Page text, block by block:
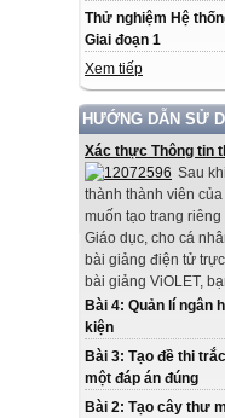
Thử nghiệm Hệ
Giai đoạn 1
Xem tiếp
HƯỚNG DẪN SỬ
Xác thực Thông tin
Sau
thành thành viên
muốn tạo trang
Giáo dục, cho cá
bài giảng điện tử
bài giảng ViOLET,
Bài 4: Quản lí ngân
kiện
Bài 3: Tạo đề thi
một đáp án đúng
Bài 2: Tạo cây thư